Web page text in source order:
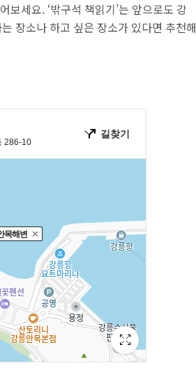
세요. ‘밖구석 책읽기’는 앞으로도 강
장소나 하고 싶은 장소가 있다면 추천해